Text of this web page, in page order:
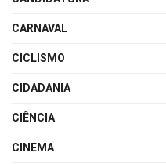
CARNAVAL
CICLISMO
CIDADANIA
CIÊNCIA
CINEMA